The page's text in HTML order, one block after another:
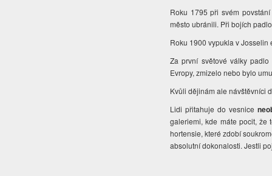
Roku 1795 při svém
město ubránili. Při bojích
Roku 1900 vypukla v
Za první světové války
Evropy, zmizelo nebo bylo
Kvůli dějinám ale návštěvníci
Lidi přitahuje do vesnice
galeriemi, kde máte pocit, že
hortensie, které zdobí
absolutní dokonalosti. Jestli